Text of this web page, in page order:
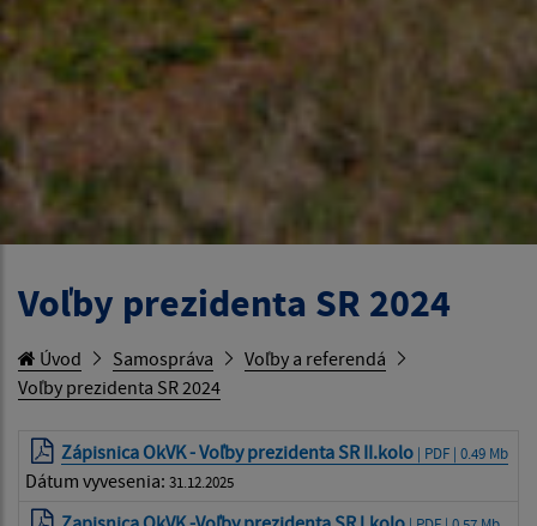
Voľby prezidenta SR 2024
Úvod Samospráva
Voľby a referendá
Voľby prezidenta SR 2024
Zápisnica OkVK - Voľby prezidenta SR II.kolo | PDF | 0.49 Mb
Dátum vyvesenia: 31.12.2025